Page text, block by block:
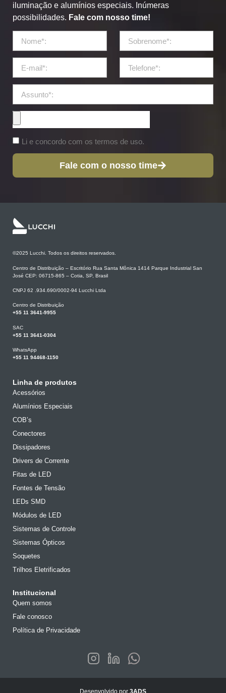
iluminação e alumínios especiais. Inúmeras
possibilidades. Fale com nosso time!
Li e concordo com os termos de uso.
Fale com o nosso time
©2025 Lucchi. Todos os direitos reservados.
Centro de Distribuição – Escritório Rua Santa Mônica 1414 Parque Industrial San
José CEP: 06715-865 – Cotia, SP, Brasil
CNPJ 62 .934.690/0002-94 Lucchi Ltda
Centro de Distribuição
+55 11 3641-9955
SAC
+55 11 3641-0304
WhatsApp
+55 11 94468-1150
Linha de produtos
Acessórios
Alumínios Especiais
COB’s
Conectores
Dissipadores
Drivers de Corrente
Fitas de LED
Fontes de Tensão
LEDs SMD
Módulos de LED
Sistemas de Controle
Sistemas Ópticos
Soquetes
Trilhos Eletrificados
Institucional
Quem somos
Fale conosco
Política de Privacidade
Desenvolvido por 3ADS